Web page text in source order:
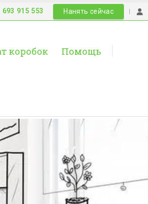
693 915 553 Нанять сейчас |
коробок Помощь